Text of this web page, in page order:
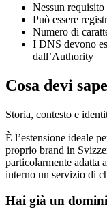
Nessun requisito
Può essere
Numero di
I DNS devono
dall’Authority
Cosa devi
Storia, contesto e
È l’estensione ideale
proprio brand in
particolarmente adatta
interno un servizio di
Hai già un